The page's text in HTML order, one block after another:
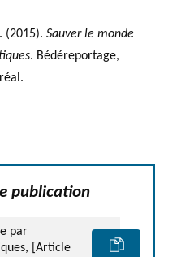
(2015). Sauver le monde
. Bédéreportage,
publication
par
[Article